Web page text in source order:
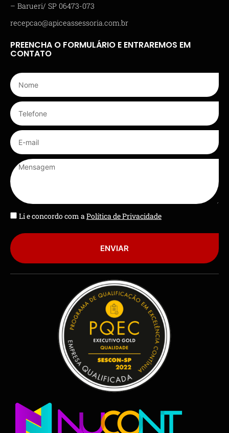
– Barueri/ SP 06473-073
recepcao@apiceassessoria.com.br
PREENCHA O FORMULÁRIO E ENTRAREMOS EM
CONTATO
Li e concordo com aPolítica de Privacidade
ENVIAR